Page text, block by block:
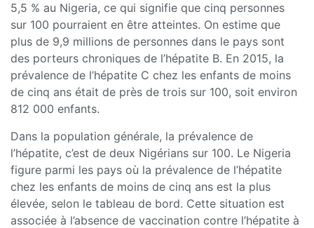
5,5 % au Nigeria, ce qui signifie que cinq personnes
sur 100 pourraient en être atteintes. On estime que
plus de 9,9 millions de personnes dans le pays sont
des porteurs chroniques de l’hépatite B. En 2015, la
prévalence de l’hépatite C chez les enfants de moins
de cinq ans était de près de trois sur 100, soit environ
812 000 enfants.
Dans la population générale, la prévalence de
l’hépatite, c’est de deux Nigérians sur 100. Le Nigeria
figure parmi les pays où la prévalence de l’hépatite
chez les enfants de moins de cinq ans est la plus
élevée, selon le tableau de bord. Cette situation est
associée à l’absence de vaccination contre l’hépatite à